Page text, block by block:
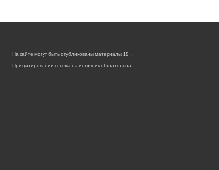
На сайте могут быть опубликованы материалы 18+!
При цитировании ссылка на источник обязательна.